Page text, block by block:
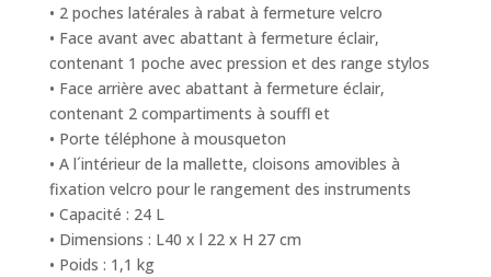
• 2 poches latérales à rabat à fermeture velcro
• Face avant avec abattant à fermeture éclair,
contenant 1 poche avec pression et des range stylos
• Face arrière avec abattant à fermeture éclair,
contenant 2 compartiments à souffl et
• Porte téléphone à mousqueton
• A l´intérieur de la mallette, cloisons amovibles à
fixation velcro pour le rangement des instruments
• Capacité : 24 L
• Dimensions : L40 x l 22 x H 27 cm
• Poids : 1,1 kg